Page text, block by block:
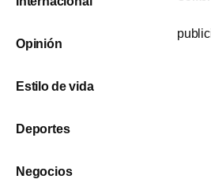
Opinión
Estilo de vida
Deportes
Negocios